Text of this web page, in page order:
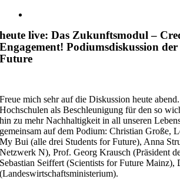
Bild
heute live: Das Zukunftsmodul –
Engagement! Podiumsdiskussion
Future
Freue mich sehr auf die Diskussion heute
Hochschulen als Beschleunigung für den so
hin zu mehr Nachhaltigkeit in all unseren
gemeinsam auf dem Podium: Christian Große,
My Bui (alle drei Students for Future), Anna
Netzwerk N), Prof. Georg Krausch (Präsident
Sebastian Seiffert (Scientists for Future
(Landeswirtschaftsministerium).